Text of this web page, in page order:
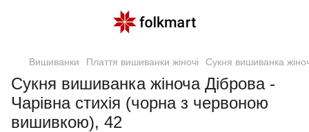
Вишиванки Плаття вишиванки жіночі Сукня вишиванка
Сукня вишиванка жіноча Діброва -
Чарівна стихія (чорна з червоною
вишивкою), 42